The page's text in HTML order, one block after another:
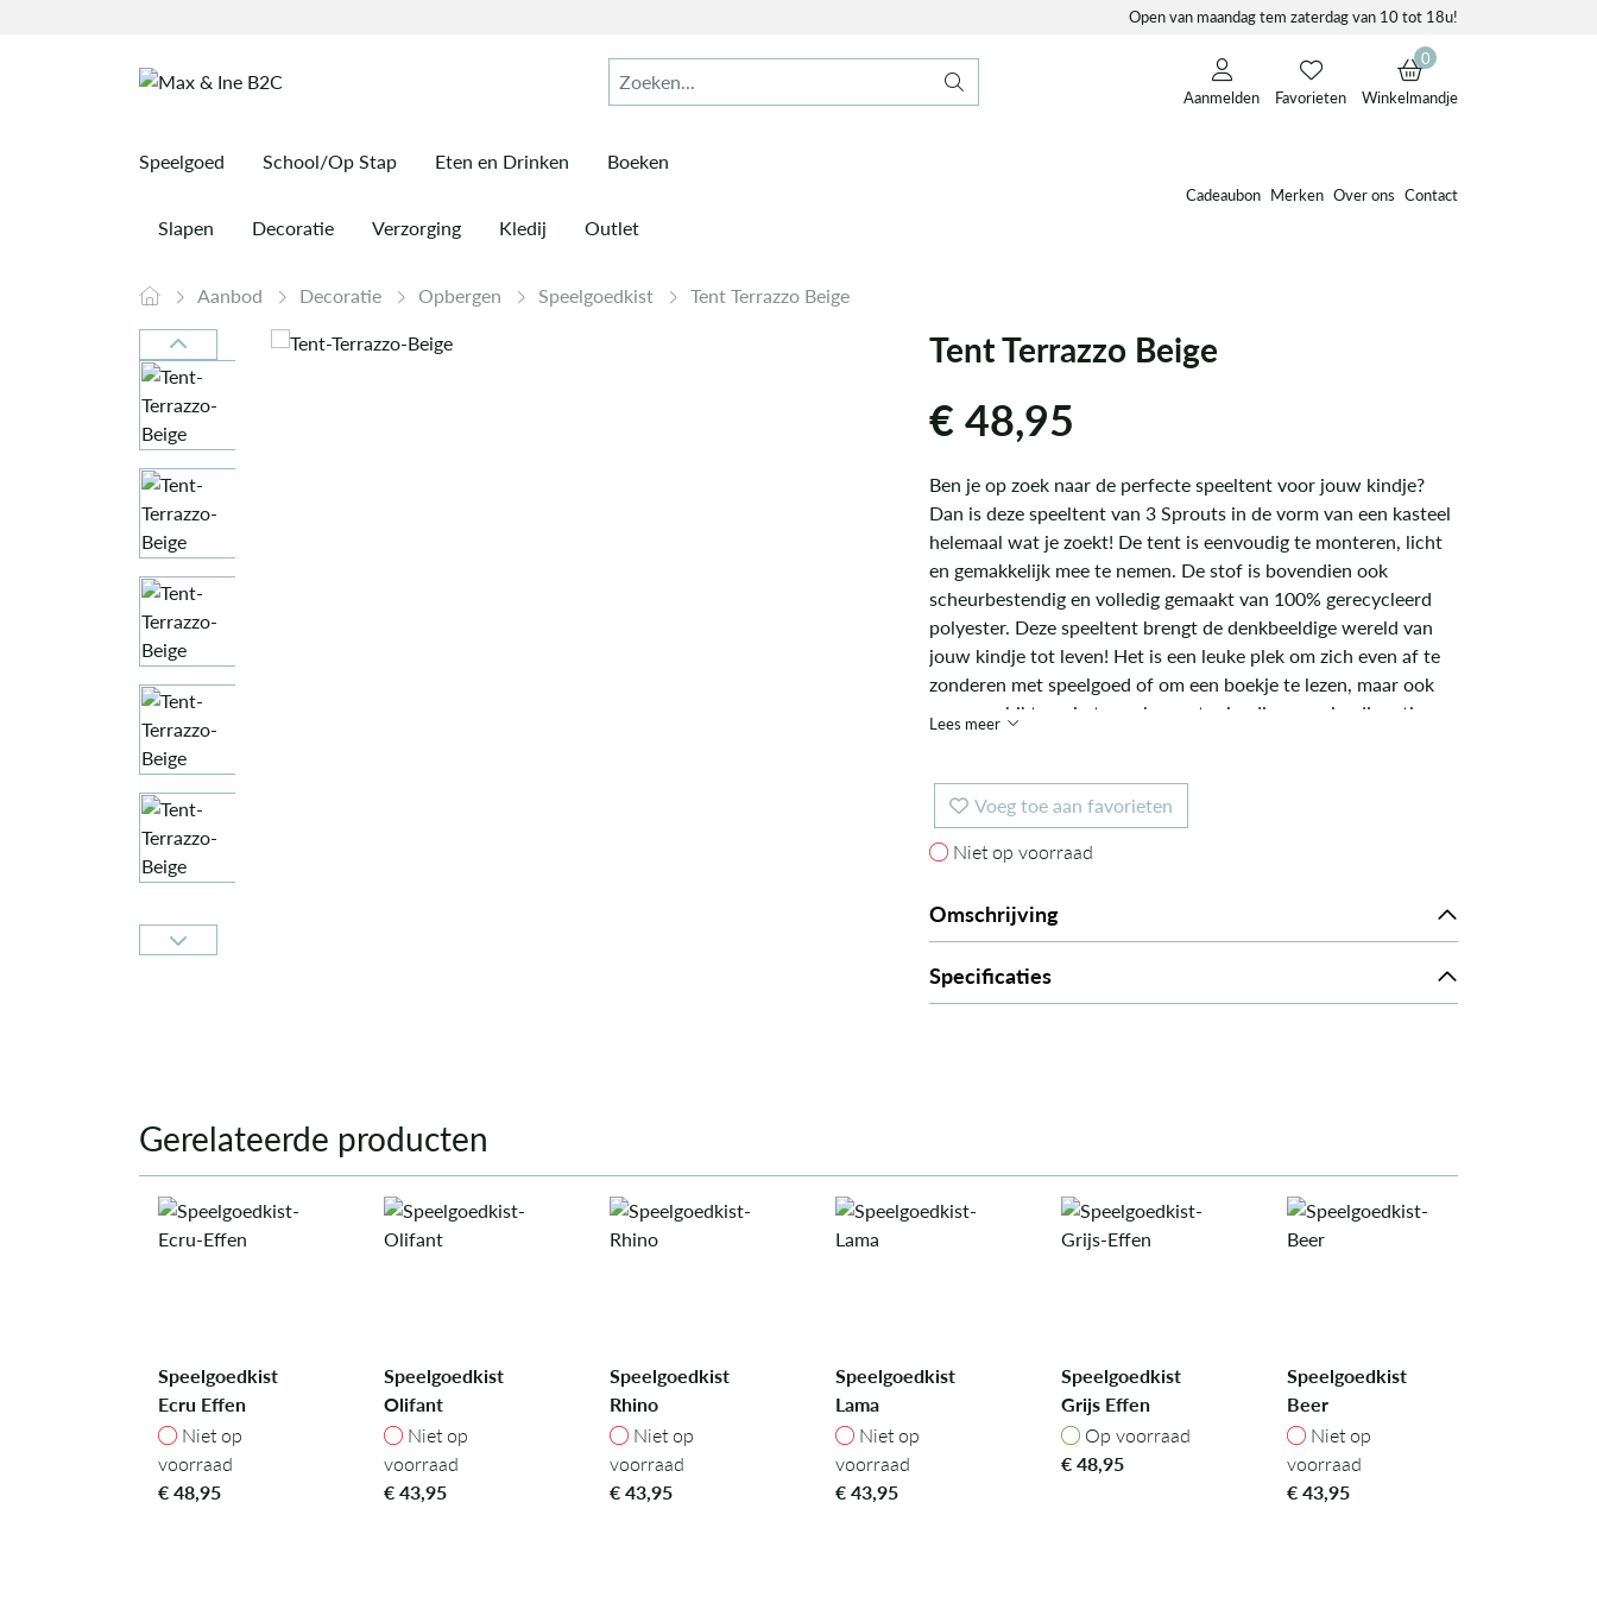
Open van maandag tem zaterdag van 10 tot 18u!
Aanmelden Favorieten
0
Winkelmandje
Speelgoed School/Op Stap Eten en Drinken Boeken
Slapen Decoratie Verzorging Kledij Outlet
Cadeaubon Merken Over ons Contact
Aanbod Decoratie Opbergen Speelgoedkist Tent Terrazzo Beige
Tent Terrazzo Beige
€48,95
Ben je op zoek naar de perfecte speeltent voor jouw kindje?
Dan is deze speeltent van 3 Sprouts in de vorm van een kasteel
helemaal wat je zoekt! De tent is eenvoudig te monteren, licht
en gemakkelijk mee te nemen. De stof is bovendien ook
scheurbestendig en volledig gemaakt van 100% gerecycleerd
polyester. Deze speeltent brengt de denkbeeldige wereld van
jouw kindje tot leven! Het is een leuke plek om zich even af te
zonderen met speelgoed of om een boekje te lezen, maar ook
zeer geschikt om in te spelen met vriendjes en vriendinnetjes.
Lees meer
Voeg toe aan favorieten
Niet op voorraad
Niet op voorraad
Omschrijving
Specificaties
Gerelateerde producten
Speelgoedkist
Ecru Effen
Niet op voorraad
Niet op
voorraad
€48,95
Speelgoedkist
Olifant
Niet op voorraad
Niet op
voorraad
€43,95
Speelgoedkist
Rhino
Niet op voorraad
Niet op
voorraad
€43,95
Speelgoedkist
Lama
Niet op voorraad
Niet op
voorraad
€43,95
Speelgoedkist
Grijs Effen
Op voorraad
Op voorraad
€48,95
Speelgoedkist
Beer
Niet op voorraad
Niet op
voorraad
€43,95